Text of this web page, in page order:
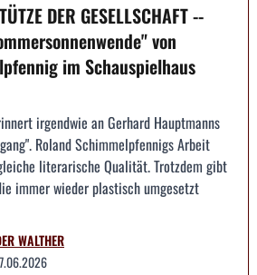
DER GESELLSCHAFT --
von
im Schauspielhaus
irgendwie an Gerhard Hauptmanns
Roland Schimmelpfennigs Arbeit
literarische Qualität. Trotzdem gibt
immer wieder plastisch umgesetzt
WALTHER